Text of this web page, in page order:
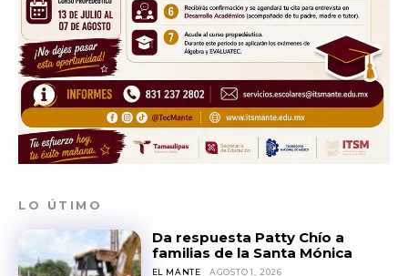
LO ÚTIMO
Da respuesta Patty Chío a
familias de la Santa Mónica
EL MANTE AGOSTO 1, 2026